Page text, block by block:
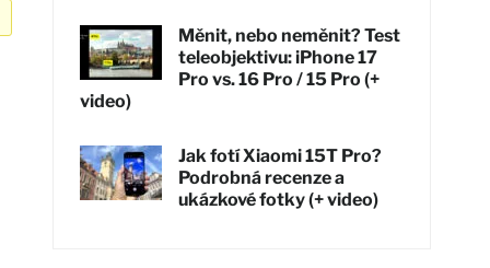
Měnit, nebo neměnit? Test
teleobjektivu: iPhone 17
Pro vs. 16 Pro / 15 Pro (+
video)
Jak fotí Xiaomi 15T Pro?
Podrobná recenze a
ukázkové fotky (+ video)